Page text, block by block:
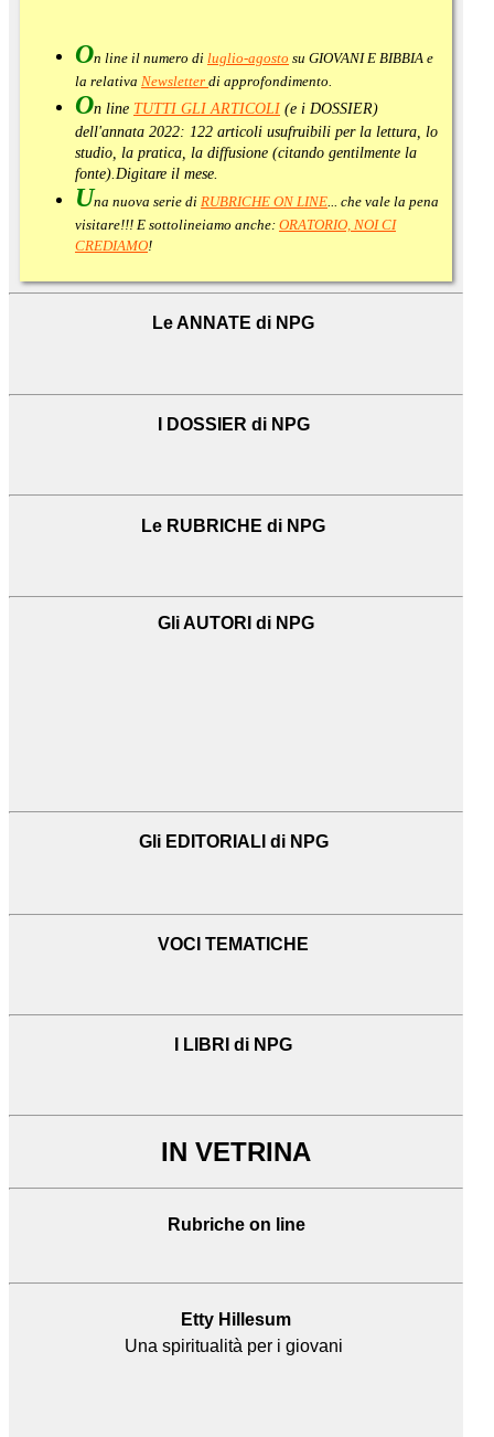
On line il numero di luglio-agosto su GIOVANI E BIBBIA e
la relativa Newsletter di approfondimento
On line TUTTI GLI ARTICOLI (e i DOSSIER)
dell'annata 2022: 122 articoli usufruibili per la lettura, lo
studio, la pratica, la diffusione (citando gentilmente la
fonte). Digitare il mese.
Una nuova serie di RUBRICHE ON LINE ... che vale la pena
visitare!!! E sottolineiamo anche: ORATORIO, NOI CI
CREDIAMO!
Le ANNATE di NPG
I DOSSIER di NPG
Le RUBRICHE di NPG
Gli AUTORI di NPG
Gli EDITORIALI di NPG
VOCI TEMATICHE
I LIBRI di NPG
IN VETRINA
Rubriche on line
Etty Hillesum
Una spiritualità per i giovani